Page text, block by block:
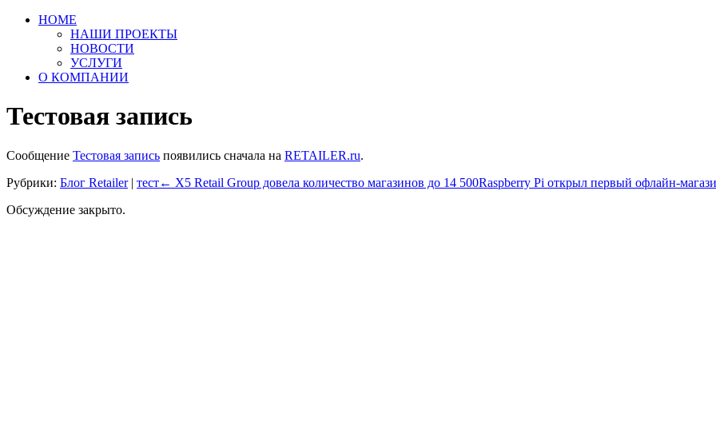
HOME
НАШИ ПРОЕКТЫ
НОВОСТИ
УСЛУГИ
О КОМПАНИИ
Тестовая запись
Сообщение Тестовая запись появились сначала на RETAILER.ru.
Рубрики: Блог Retailer| тест← X5 Retail Group довела количество магазинов до 14 500Raspberry Pi открыл первый офлайн-
Обсуждение закрыто.